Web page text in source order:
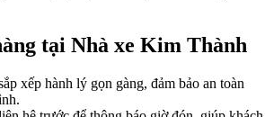
tại Nhà xe Kim Thành
xếp hành lý gọn gàng, đảm bảo an toàn